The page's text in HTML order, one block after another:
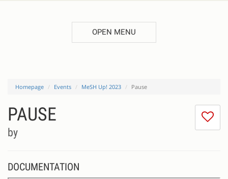
OPEN MENU
Homepage Events MeSH Up! 2023 Pause
I
PAUSE
by
DOCUMENTATION